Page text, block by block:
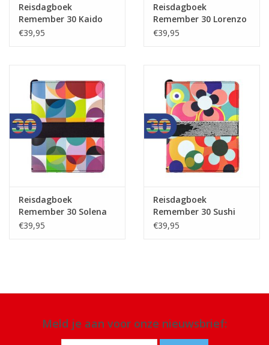
Reisdagboek
Remember 30 Kaido
€39,95
Reisdagboek
Remember 30 Lorenzo
€39,95
Reisdagboek
Remember 30 Solena
€39,95
Reisdagboek
Remember 30 Sushi
€39,95
Meld je aan voor onze nieuwsbrief: